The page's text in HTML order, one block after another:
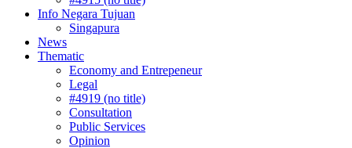
Info Negara Tujuan
Singapura
News
Thematic
Economy and Entrepeneur
Legal
#4919 (no title)
Consultation
Public Services
Opinion